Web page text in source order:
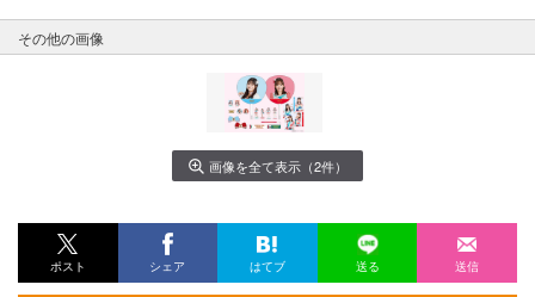
その他の画像
画像を全て表示（2件）
ポスト シェア はてブ 送る 送信